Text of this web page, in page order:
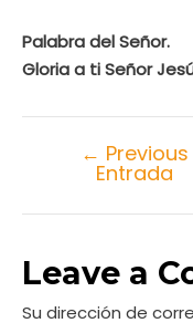
Palabra del Señor.
Gloria a ti Señor
← Previous
Entrada
Leave a
Su dirección de